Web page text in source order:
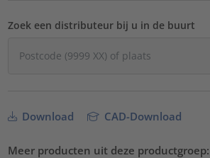
Zoek een distributeur bij u in de buurt
Download CAD-Download
Meer producten uit deze productgroep: